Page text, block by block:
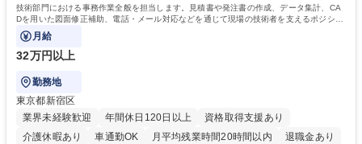
技術部門における事務作業全般を担当します。見積書や発注書の作成、データ集計、CA
Dを用いた図面修正補助、電話・メール対応などを通じて現場の技術者を支えるポジショ
ンです。
月給
32万円以上
勤務地
東京都新宿区
業界未経験歓迎
年間休日120日以上
資格取得支援あり
介護休暇あり
車通勤OK 月平均残業時間20時間以内
退職金あり